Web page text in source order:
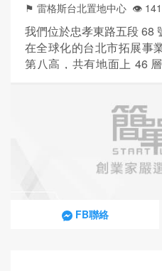
⚑ 雷格斯台北置地中心 👁️‍
我們位於忠孝東路五段 68
在全球化的台北市拓展事
第八高，共有地面上 46
級餐廳和時尚酒吧，下
FB聯絡